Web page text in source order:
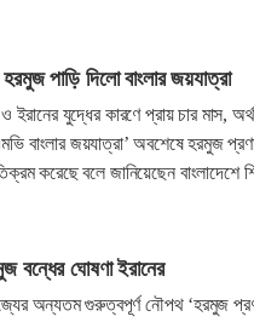
পাড়ি দিলো বাংলার জয়যাত্রা
ইরানের যুদ্ধের কারণে প্রায় চার মাস,
বাংলার জয়যাত্রা’ অবশেষে হরমুজ
করেছে বলে জানিয়েছেন
বন্ধের ঘোষণা ইরানের
অন্যতম গুরুত্বপূর্ণ নৌপথ ‘হরমুজ